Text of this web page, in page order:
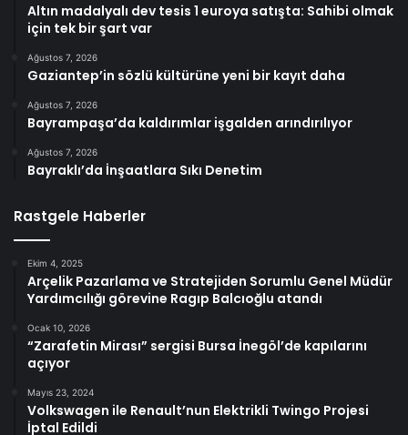
Altın madalyalı dev tesis 1 euroya satışta: Sahibi olmak
için tek bir şart var
Ağustos 7, 2026
Gaziantep’in sözlü kültürüne yeni bir kayıt daha
Ağustos 7, 2026
Bayrampaşa’da kaldırımlar işgalden arındırılıyor
Ağustos 7, 2026
Bayraklı’da İnşaatlara Sıkı Denetim
Rastgele Haberler
Ekim 4, 2025
Arçelik Pazarlama ve Stratejiden Sorumlu Genel Müdür
Yardımcılığı görevine Ragıp Balcıoğlu atandı
Ocak 10, 2026
“Zarafetin Mirası” sergisi Bursa İnegöl’de kapılarını
açıyor
Mayıs 23, 2024
Volkswagen ile Renault’nun Elektrikli Twingo Projesi
İptal Edildi